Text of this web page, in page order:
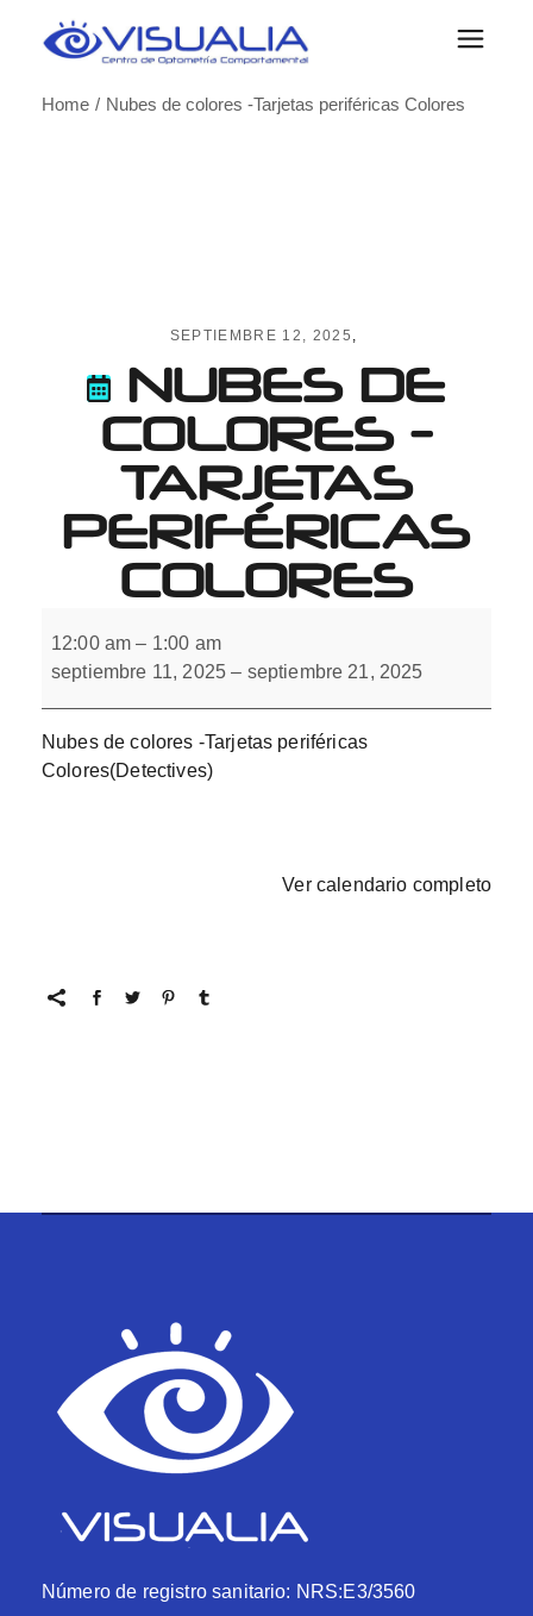
Home
Nubes de colores -Tarjetas periféricas Colores
SEPTIEMBRE 12, 2025
NUBES DE
COLORES -
TARJETAS
PERIFÉRICAS
COLORES
de
colores
periféricas
Colores
12:00 am – 1:00 am
septiembre 11, 2025 – septiembre 21, 2025
Nubes de colores -Tarjetas periféricas
Colores(Detectives)
Ver calendario completo
Número de registro sanitario: NRS:E3/3560